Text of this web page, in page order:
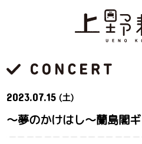
2023.07.15 (土)
～夢のかけはし～蘭島閣